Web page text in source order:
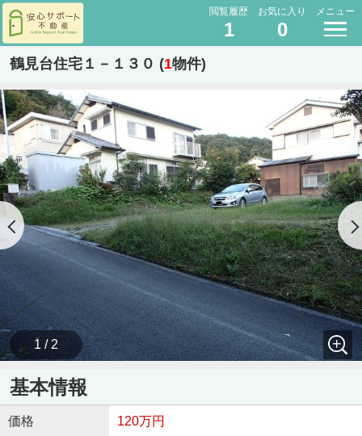
閲覧履歴
1
お気に入り
0
メニュー
鶴見台住宅１－１３０ (1物件)
1 / 2
基本情報
価格 120万円